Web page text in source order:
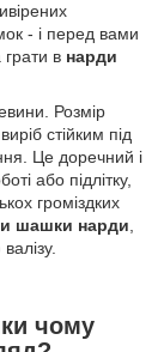
- і перед вами
в нарди
Розмір
стійким під
Це доречний і
або підлітку,
громіздких
шашки нарди
чому